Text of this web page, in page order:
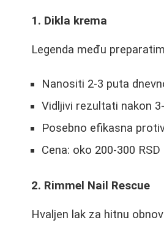
1. Dikla krema
Legenda među
Nanositi 2-3 puta
Vidljivi rezultati nakon
Posebno efikasna
Cena: oko 200-300 RSD
2. Rimmel Nail Rescue
Hvaljen lak za hitnu